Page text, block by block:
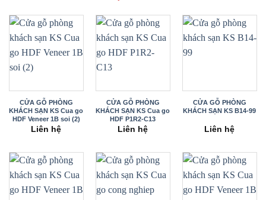
CỬA GỖ PHÒNG
KHÁCH SẠN KS Cua go
HDF Veneer 1B soi (2)
Liên hệ
CỬA GỖ PHÒNG
KHÁCH SẠN KS Cua go
HDF P1R2-C13
Liên hệ
CỬA GỖ PHÒNG
KHÁCH SẠN KS B14-99
Liên hệ